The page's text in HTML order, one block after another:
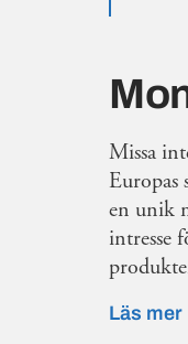
Missa
Europas
en unik
intresse
Läs mer